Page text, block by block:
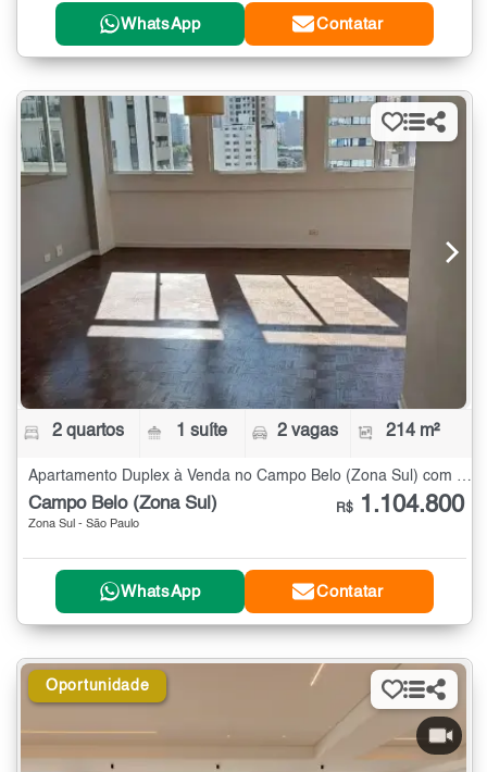
WhatsApp Contatar
2 quartos 1 suíte 2 vagas 214 m²
Apartamento Duplex à Venda no Campo Belo (Zona Sul) com 2 quartos - 214 m²
Campo Belo (Zona Sul)
Zona Sul - São Paulo
R$ 1.104.800
WhatsApp Contatar
Oportunidade